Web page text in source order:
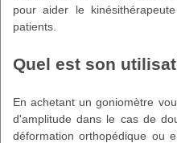
pour aider le
patients.
Quel est son
En achetant un goniomètre
d'amplitude dans le cas de
déformation orthopédique ou